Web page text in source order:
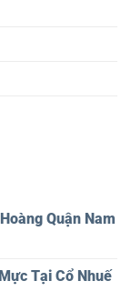
Quận Nam
Tại Cổ Nhuế